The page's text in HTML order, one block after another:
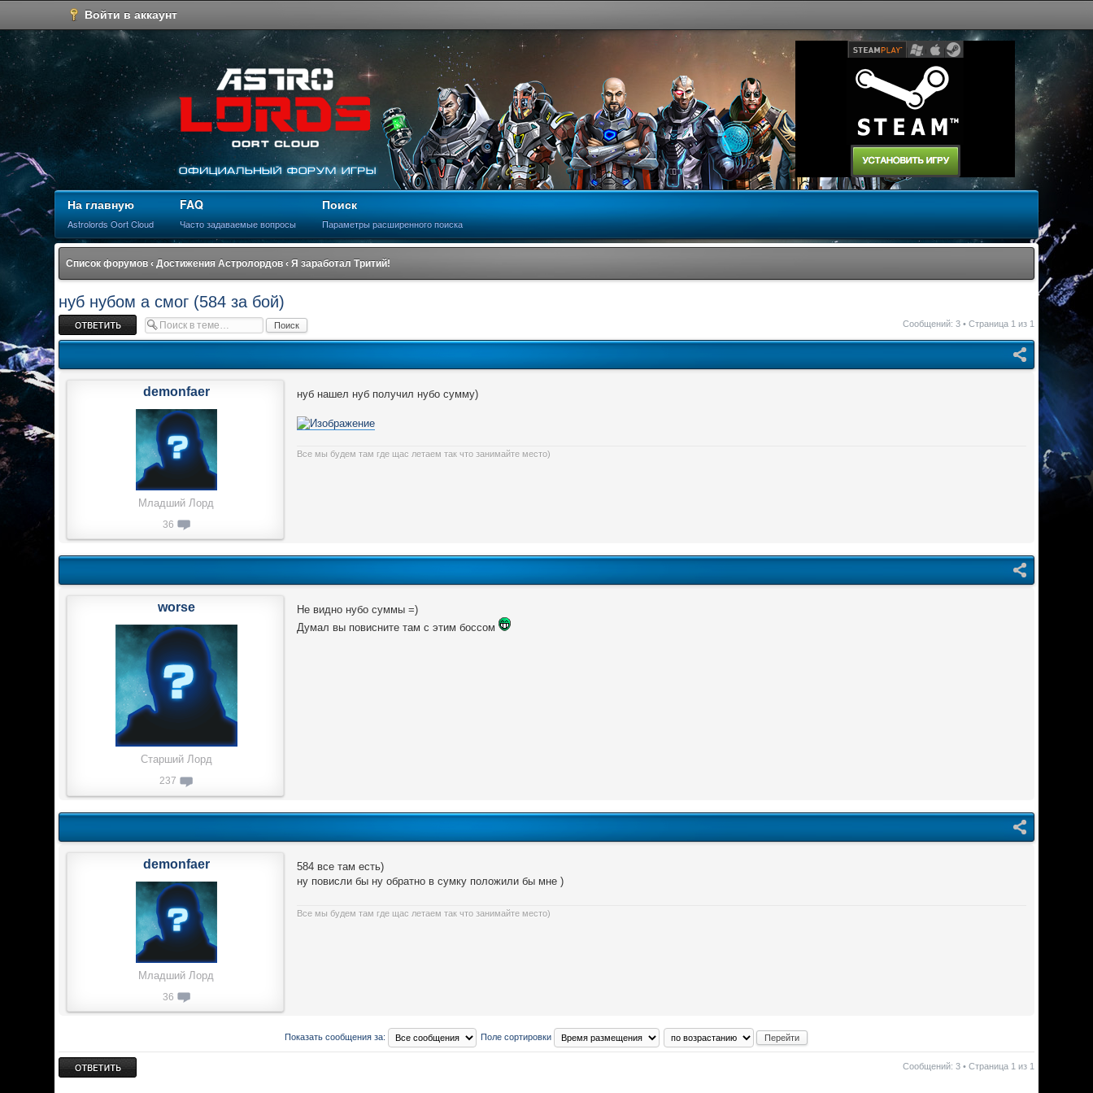
Войти в аккаунт
На главную
Astrolords Oort Cloud
FAQ
Часто задаваемые вопросы
Поиск
Параметры расширенного поиска
Список форумов ‹ Достижения Астролордов ‹ Я заработал Тритий!
нуб нубом а смог (584 за бой)
Ответить Сообщений: 3 • Страница 1 из 1
нуб нашел нуб получил нубо сумму)
Все мы будем там где щас летаем так что занимайте место)
demonfaer
Младший Лорд
36
Не видно нубо суммы =)
Думал вы повисните там с этим боссом
worse
Старший Лорд
237
584 все там есть)
ну повисли бы ну обратно в сумку положили бы мне )
Все мы будем там где щас летаем так что занимайте место)
demonfaer
Младший Лорд
36
Показать сообщения за: Поле сортировки
Ответить Сообщений: 3 • Страница 1 из 1